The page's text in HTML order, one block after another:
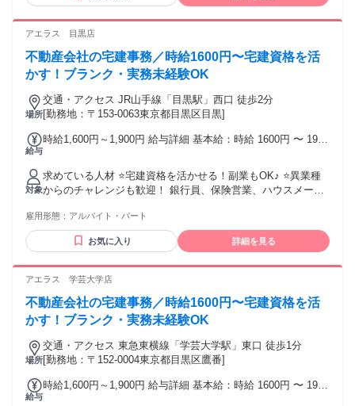
アエラス 目黒店
不動産会社の宅建事務／時給1600円〜宅建資格を活
かす！ブランク・実務未経験OK
場所
交通・アクセス JR山手線「目黒駅」西口 徒歩2分
[勤務地：〒153-0063東京都目黒区目黒]
給与
時給1,600円～1,900円 給与詳細 基本給：時給 1600円 〜 1900
対象
求めている人材 ⭐宅建資格を活かせる！副業もOK♪ ⭐異業種
からのチャレンジも歓迎！ 銀行員、保険営業、ハウスメーカ
界未経験からの転職も応援します！ ✅必須条件 宅地建物取引
士（宅建士）資格 ※専任登録が必須です ✅ こんな方は大歓迎
です！ ・実務未経験、またはブランクがある方 ・PCの基本
われることに やりがいを感じる方 ༶ ༶ ༶ ༶ ༶ ༶ ༶ ༶ ༶ ༶ ༶ ༶ ༶
採用！✨ ┗━━━━━━━━━━━┛ 「子育てが落ち着いた
から復職したい」 という方も大歓迎です。 ◎フリーター歓迎
༶ ༶ ༶ ༶ ༶ ༶ ༶ ༶ ༶ ༶ ༶ ༶ ༶ ༶ ༶ ༶ ༶ ༶
┏━━━━━━━━━━━━┓ ✨こんな方ならば大歓迎！✨
たい 〇安定した環境で長く働きたい 〇コツコツ感謝される仕
雇用形態： アルバイト・パート
お気に入り 詳細を見る
アエラス 学芸大学店
不動産会社の宅建事務／時給1600円〜宅建資格を活
かす！ブランク・実務未経験OK
場所
交通・アクセス 東急東横線「学芸大学駅」東口 徒歩1分
[勤務地：〒152-0004東京都目黒区鷹番]
給与
時給1,600円～1,900円 給与詳細 基本給：時給 1600円 〜 1900